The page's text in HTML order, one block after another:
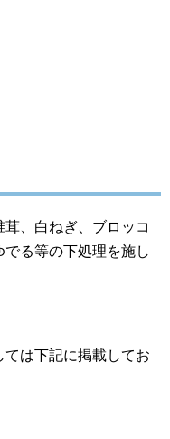
茸、白ねぎ、ブロッコ
る等の下処理を施し
は下記に掲載してお